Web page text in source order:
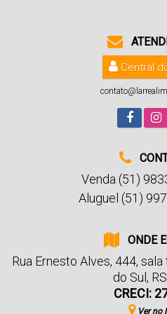
Central
Venda (51)
Aluguel (51)
ONDE
Rua Ernesto Alves, 444, sala
do Sul , RS
CRECI:
Ver no